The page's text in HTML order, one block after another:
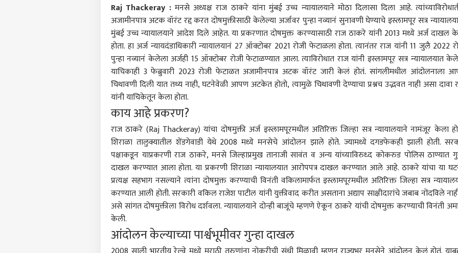
Raj Thackeray :मनसे अध्यक्ष राज ठाकरे यांना मुंबई उच्च न्यायालयाने मोठा दिलासा दिला आहे.
अजामीनपात्र अटक वॉरंट रद्द करत दोषमुक्तीसाठी केलेल्या अर्जावर पुन्हा नव्यानं सुनावणी घेण्याचे इस्लामपूर सत्र
मुंबई उच्च न्यायालयाने आदेश दिले आहेत. या प्रकरणात दोषमुक्त करण्यासाठी राज ठाकरे यांनी 2013 मध्ये अर्ज दाखल
होता. हा अर्ज न्यायदंडाधिकारी न्यायालयानं 27 ऑक्टोबर 2021 रोजी फेटाळला होता. त्यानंतर राज यांनी 11 जुलै 2022
पुन्हा नव्यानं केलेला अर्जही 15 ऑक्टोबर रोजी फेटाळण्यात आला. त्याविरोधात राज यांनी इस्लामपूर सत्र न्यायालयात
याचिकाही 3 फेब्रुवारी 2023 रोजी फेटाळत अजामीनपात्र अटक वॉरंट जारी केलं होतं. सांगलीमधील आंदोलनाला
चिथावणी दिली यात तथ्य नाही, घटनेवेळी आपण अटकेत होतो, त्यामुळे चिथावणी देण्याचा प्रश्नच उद्भवत नाही असा दावा
यांनी याचिकेतून केला होता.
काय आहे प्रकरण?
राज ठाकरे (Raj Thackeray) यांचा दोषमुक्ती अर्ज इस्लामपूरमधील अतिरिक्त जिल्हा सत्र न्यायालयाने नामंजूर केला
शिराळा तालुक्यातील शेंडगेवाडी येथे 2008 मध्ये मनसेचे आंदोलन झाले होते. ज्यामध्ये दगडफेकही झाली होती.
पक्षाकडून याप्रकरणी राज ठाकरे, मनसे जिल्हाप्रमुख तानाजी सावंत व अन्य यांच्याविरुध्द कोकरुड पोलिस ठाण्यात
दाखल करण्यात आला होता. या प्रकरणी शिराळा न्यायालयात आरोपपत्र दाखल करण्यात आले आहे. ठाकरे यांचा या
प्रत्यक्ष सहभाग नसल्याने त्यांना दोषमुक्त करण्याची विनंती वकिलामार्फत इस्लामपूरमधील अतिरिक्त जिल्हा सत्र
करण्यात आली होती. सरकारी वकिल राजेश पाटील यांनी युक्तीवाद करीत असताना अद्याप साक्षीदारांचे जबाब नोंदविले
असे सांगत दोषमुक्तीला विरोध दर्शवला. न्यायालयाने दोन्ही बाजूंचे म्हणणे ऐकून ठाकरे यांची दोषमुक्त करण्याची विनंती
केली.
आंदोलन केल्याच्या पार्श्वभूमीवर गुन्हा दाखल
हॅलो गेस्ट
आमच्यासोबत जाहिरात करा
प्रायव्हसी पॉलिसी
संपर्क साधा
करिअर
फीडबॅक
पर्सनल कॉर्नर
टॉप आर्टिकल टॉप रील्स
राजकारण
गद्दारांना आता नेमकं भय
राजकारण
NCP च्या राजकीय
कोल्हापूर
रिलसाठी बंदूक घेऊन शेतात
मुंबई